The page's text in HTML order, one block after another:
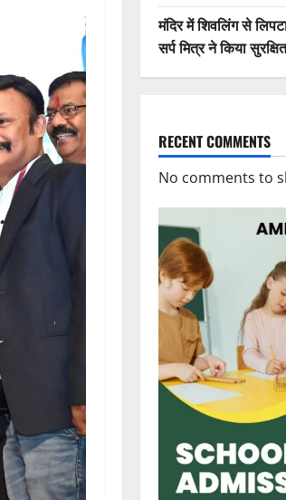
मंदिर में शिवलिंग से
सर्प मित्र ने किया
RECENT COMMENTS
No comments to